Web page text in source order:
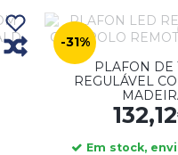
-31%
PLAFON DE
REGULÁVEL
Em stock,